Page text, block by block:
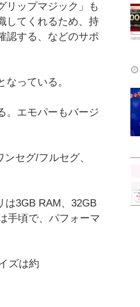
リップマジック」も
してくれるため、持
認する、などのサポ
っている。
。エモパーもバージ
セグ/フルセグ、
は3GB RAM、32GB
手頃で、パフォーマ
ズは約